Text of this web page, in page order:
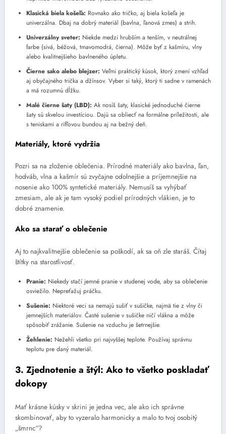
Klasická biela košeľa: Rovnako ako tričko, aj biela košeľa je
univerzálna. Dbaj na dobrý materiál (bavlna, ľanová zmes) a strih.
Univerzálny sveter: Niekde medzi hrubším a tenším, v neutrálnej
farbe (sivá, béžová, tmavomodrá, čierna). Môže byť z kašmíru, vlny
alebo kvalitnejšieho bavlneného úpletu.
Čierne sako alebo blejzer: Veľmi praktický kúsok, ktorý zmení vzhľad
aj obyčajného trička a džínsov. Vyber si taký, ktorý ti sadne v ramenách
a má rozumnú dĺžku.
Malé čierne šaty (LBD): Ak nosíš šaty, klasické jednoduché čierne
šaty sú skvelou investíciou. Dajú sa obliecť na formálne príležitosti, ale
s teniskami a rifľovou bundou aj na bežný deň.
Materiály, ktoré vydržia
Pozri sa na zloženie oblečenia. Prírodné materiály ako bavlna, ľan,
hodváb, vlna a kašmír sú zvyčajne odolnejšie a príjemnejšie na
nosenie ako 100% syntetické materiály. Nemusíš sa vyhýbať
zmesiam, ale ak je tam vysoký podiel prírodných vlákien, je to
dobré znamenie.
Ako sa starať o oblečenie
Aj to najkvalitnejšie oblečenie sa poškodí, ak sa oň zle staráš. Čítaj
štítky na starostlivosť.
Pranie: Niekedy stačí jemné pranie v studenej vode, aby sa oblečenie
osviežilo. Nepreťažuj práčku.
Sušenie: Niektoré veci sa nemajú sušiť v sušičke, najmä tie z vlny či
jemnejších materiálov. Časté sušenie v sušičke ničí vlákna a môže
spôsobiť zrážanie. Sušenie na vzduchu je šetrnejšie.
Žehlenie: Nežehli všetko pri najvyššej teplote. Používaj správnu
teplotu pre daný materiál.
3. Zjednotenie a štýl: Ako to všetko poskladať
dokopy
Mať krásne kúsky v skrini je jedna vec, ale ako ich správne
skombinovať, aby to vyzeralo harmonicky a malo to tvoj osobitý
„šmrnc“?